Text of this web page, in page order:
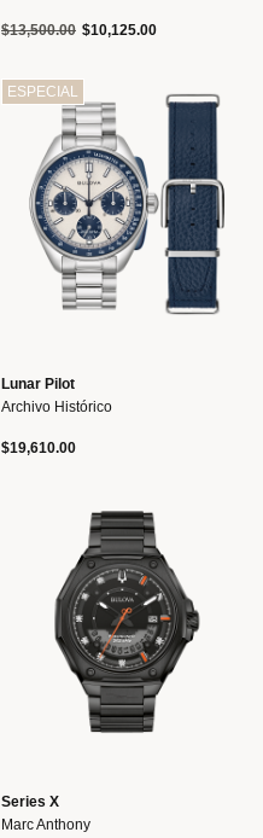
Precio reducido de
$13,500.00a$10,125.00
ESPECIAL
Lunar Pilot
Archivo Histórico
$19,610.00
Series X
Marc Anthony